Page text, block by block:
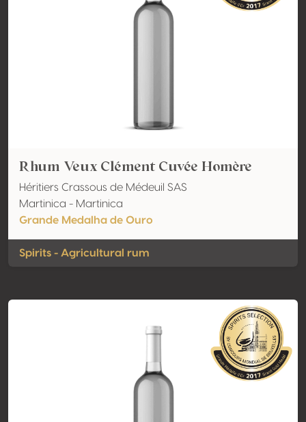
Rhum Veux Clément Cuvée Homère
Héritiers Crassous de Médeuil SAS
Martinica - Martinica
Grande Medalha de Ouro
Spirits - Agricultural rum